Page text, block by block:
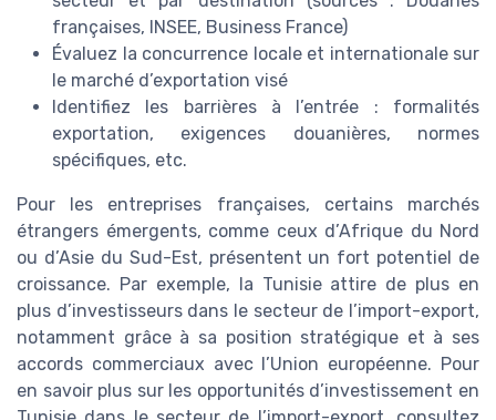
françaises, INSEE, Business France)
Évaluez la concurrence locale et internationale sur
le marché d’exportation visé
Identifiez les barrières à l’entrée : formalités
exportation, exigences douanières, normes
spécifiques, etc.
Pour les entreprises françaises, certains marchés
étrangers émergents, comme ceux d’Afrique du Nord
ou d’Asie du Sud-Est, présentent un fort potentiel de
croissance. Par exemple, la Tunisie attire de plus en
plus d’investisseurs dans le secteur de l’import-export,
notamment grâce à sa position stratégique et à ses
accords commerciaux avec l’Union européenne. Pour
en savoir plus sur les opportunités d’investissement en